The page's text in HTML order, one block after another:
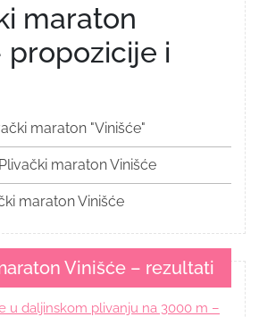
maraton
propozicije i
maraton "Vinišće"
maraton Vinišće
maraton Vinišće
Vinišće – rezultati
u daljinskom plivanju na 3000 m –